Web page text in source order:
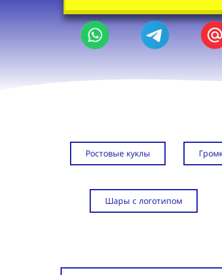
Ростовые куклы
Шары с логотипом